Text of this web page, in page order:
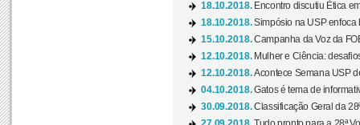
18.10.2018. Encontro discutiu Ética
18.10.2018.Simpósio na USP enfoca
15.10.2018.Campanha da Voz da
12.10.2018. Mulher e Ciência:
12.10.2018.Acontece Semana USP
04.10.2018.Gatos é tema de
30.09.2018.Classificação Geral da